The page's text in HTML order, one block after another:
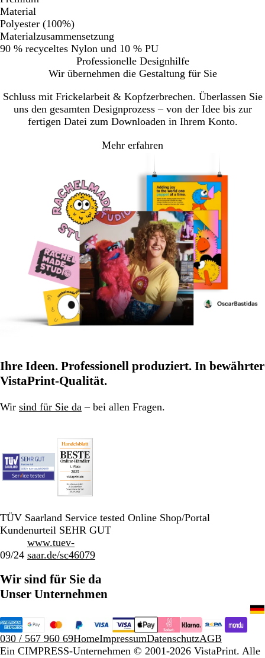
Material
Polyester (100%)
Materialzusammensetzung
90 % recyceltes Nylon und 10 % PU
Professionelle Designhilfe
Wir übernehmen die Gestaltung für Sie
Schluss mit Frickelarbeit & Kopfzerbrechen. Überlassen Sie
uns den gesamten Designprozess – von der Idee bis zur
fertigen Datei zum Downloaden in Ihrem Konto.
Mehr erfahren
Ihre Ideen. Professionell produziert. In bewährter
VistaPrint-Qualität.
Wir sind für Sie da – bei allen Fragen.
TÜV Saarland Service tested Online Shop/Portal
Kundenurteil SEHR GUT
09/24
www.tuev-
saar.de/sc46079
Wir sind für Sie da
Unser Unternehmen
030 / 567 960 69HomeImpressumDatenschutzAGB
Ein CIMPRESS-Unternehmen © 2001-2026 VistaPrint. Alle